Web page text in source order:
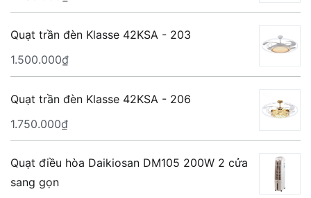
Quạt trần đèn Klasse 42KSA - 203
1.500.000₫
Quạt trần đèn Klasse 42KSA - 206
1.750.000₫
Quạt điều hòa Daikiosan DM105 200W 2 cửa
sang gọn